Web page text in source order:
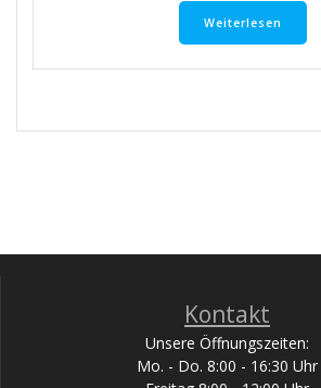
Weiterlesen
Kontakt
Unsere Öffnungszeiten:
Mo. - Do. 8:00 - 16:30 Uhr